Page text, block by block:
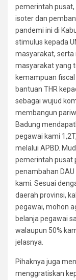
pemerintah
isoter dan
pandemi ini di
stimulus kepada
masyarakat, serta
masyarakat yang
kemampuan
bantuan THR
sebagai wujud
membangun
Badung
pegawai kami
melalui APBD.
pemerintah pusat
penambahan
kami. Sesuai
daerah provinsi,
pegawai, mohon
belanja pegawai
walaupun 50%
jelasnya.
Pihaknya juga
menggratiskan